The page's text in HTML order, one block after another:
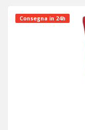
Consegna in 24h